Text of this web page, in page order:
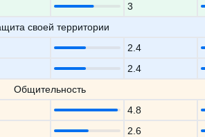
3
своей территории
2.4
2.4
Общительность
4.8
2.6